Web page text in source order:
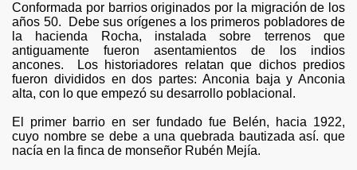
Conformada por barrios originados por la migración de los
años 50.
Debe sus orígenes a los primeros pobladores de
la hacienda Rocha, instalada sobre terrenos que
antiguamente fueron asentamientos de los indios
ancones. Los historiadores relatan que dichos predios
fueron divididos en dos partes: Anconia baja y Anconia
alta, con lo que empezó su desarrollo poblacional.
El primer barrio en ser fundado fue Belén, hacia 1922,
cuyo nombre se debe a una quebrada bautizada así. que
nacía en la finca de monseñor Rubén Mejía.